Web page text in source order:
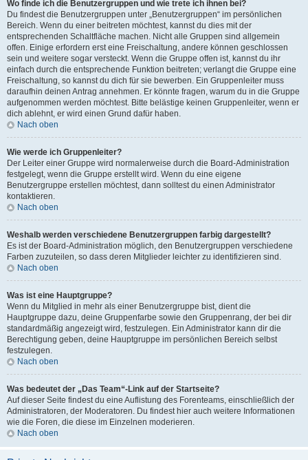
Wo finde ich die Benutzergruppen und wie trete ich ihnen bei?
Du findest die Benutzergruppen unter „Benutzergruppen“ im persönlichen
Bereich. Wenn du einer beitreten möchtest, kannst du dies mit der
entsprechenden Schaltfläche machen. Nicht alle Gruppen sind allgemein
offen. Einige erfordern erst eine Freischaltung, andere können geschlossen
sein und weitere sogar versteckt. Wenn die Gruppe offen ist, kannst du ihr
einfach durch die entsprechende Funktion beitreten; verlangt die Gruppe eine
Freischaltung, so kannst du dich für sie bewerben. Ein Gruppenleiter muss
daraufhin deinen Antrag annehmen. Er könnte fragen, warum du in die Gruppe
aufgenommen werden möchtest. Bitte belästige keinen Gruppenleiter, wenn er
dich ablehnt, er wird einen Grund dafür haben.
Nach oben
Wie werde ich Gruppenleiter?
Der Leiter einer Gruppe wird normalerweise durch die Board-Administration
festgelegt, wenn die Gruppe erstellt wird. Wenn du eine eigene
Benutzergruppe erstellen möchtest, dann solltest du einen Administrator
kontaktieren.
Nach oben
Weshalb werden verschiedene Benutzergruppen farbig dargestellt?
Es ist der Board-Administration möglich, den Benutzergruppen verschiedene
Farben zuzuteilen, so dass deren Mitglieder leichter zu identifizieren sind.
Nach oben
Was ist eine Hauptgruppe?
Wenn du Mitglied in mehr als einer Benutzergruppe bist, dient die
Hauptgruppe dazu, deine Gruppenfarbe sowie den Gruppenrang, der bei dir
standardmäßig angezeigt wird, festzulegen. Ein Administrator kann dir die
Berechtigung geben, deine Hauptgruppe im persönlichen Bereich selbst
festzulegen.
Nach oben
Was bedeutet der „Das Team“-Link auf der Startseite?
Auf dieser Seite findest du eine Auflistung des Forenteams, einschließlich der
Administratoren, der Moderatoren. Du findest hier auch weitere Informationen
wie die Foren, die diese im Einzelnen moderieren.
Nach oben